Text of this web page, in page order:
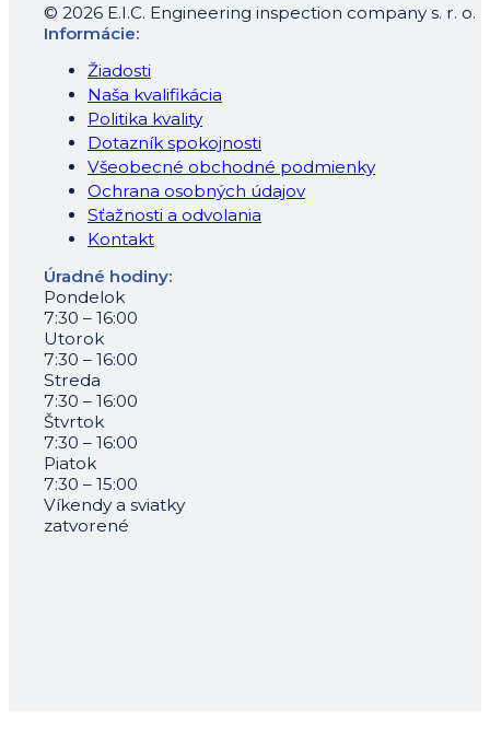
© 2026 E.I.C. Engineering inspection company s. r. o.
Informácie:
Žiadosti
Naša kvalifikácia
Politika kvality
Dotazník spokojnosti
Všeobecné obchodné podmienky
Ochrana osobných údajov
Sťažnosti a odvolania
Kontakt
Úradné hodiny:
Pondelok
7:30 – 16:00
Utorok
7:30 – 16:00
Streda
7:30 – 16:00
Štvrtok
7:30 – 16:00
Piatok
7:30 – 15:00
Víkendy a sviatky
zatvorené